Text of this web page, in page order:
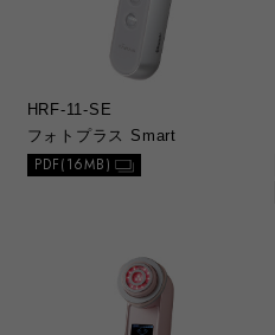
HRF-11-SE
フォトプラス Smart
PDF(16MB)